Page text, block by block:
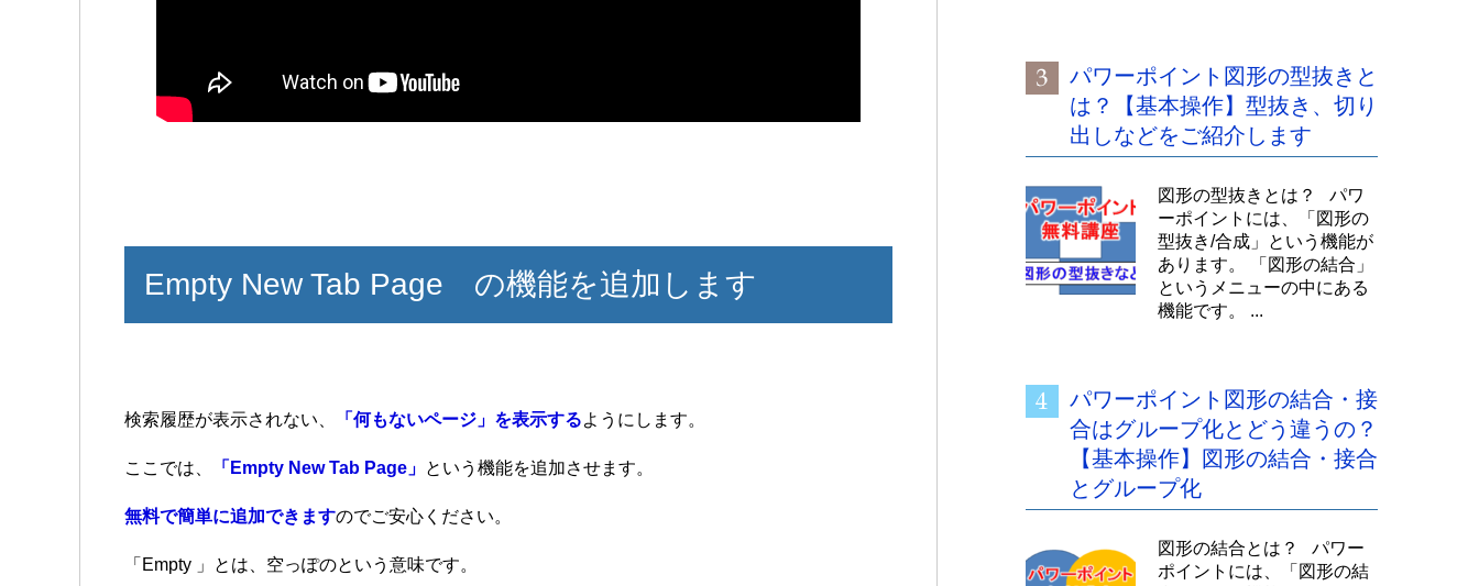
Empty New Tab Page の機能を追加します
検索履歴が表示されない、 「何もないページ」を表示するようにします。
ここでは、 「Empty New Tab Page」 という機能を追加させます。
無料で簡単に追加できますのでご安心ください。
「Empty 」とは、空っぽのという意味です。
パワーポイント図形の型抜きと
は？【基本操作】型抜き、切り
出しなどをご紹介します
図形の型抜きとは？ パワ
ーポイントには、「図形の
型抜き/合成」という機能が
あります。 「図形の結合」
というメニューの中にある
機能です。 ...
パワーポイント図形の結合・接
合はグループ化とどう違うの？
【基本操作】図形の結合・接合
とグループ化
図形の結合とは？ パワー
ポイントには、「図形の結